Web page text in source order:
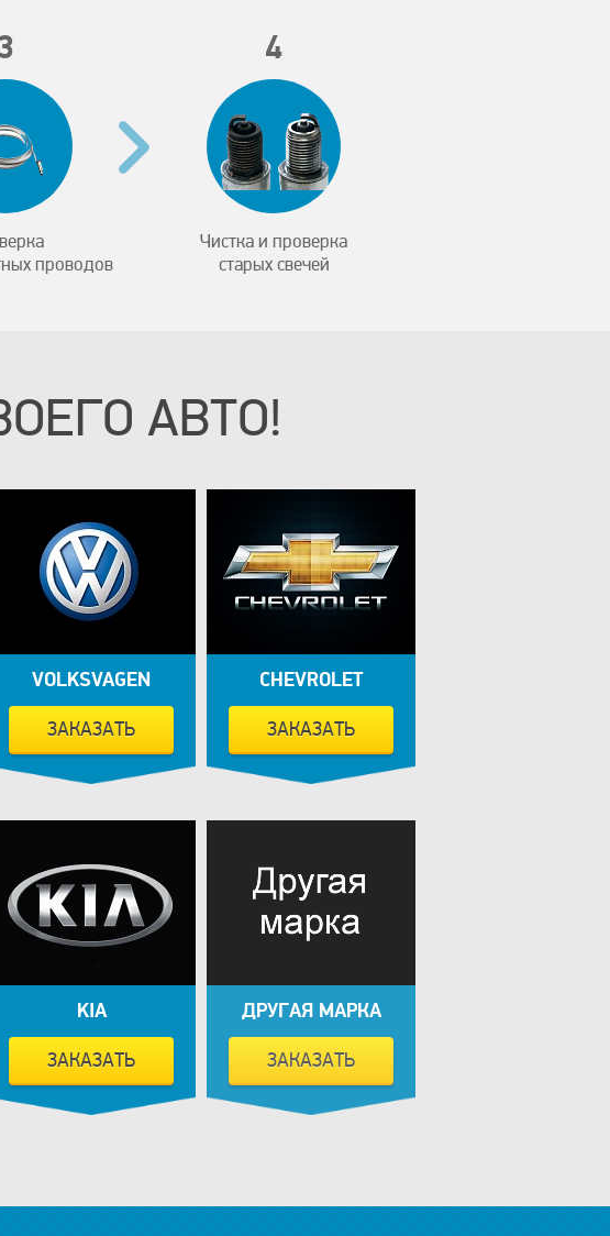
проводов
4
Чистка и проверка
старых свечей
АВТО!
VOLKSVAGEN
ЗАКАЗАТЬ
CHEVROLET
ЗАКАЗАТЬ
KIA
ЗАКАЗАТЬ
ДРУГАЯ МАРКА
ЗАКАЗАТЬ